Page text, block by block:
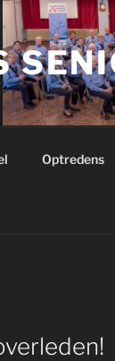
Optredens